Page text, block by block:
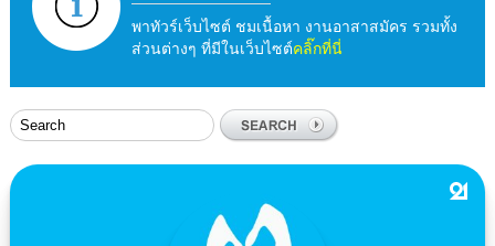
พาทัวร์เว็บไซต์ ชมเนื้อหา งานอาสาสมัคร รวมทั้ง
ส่วนต่างๆ ที่มีในเว็บไซต์คลิ๊กที่นี่